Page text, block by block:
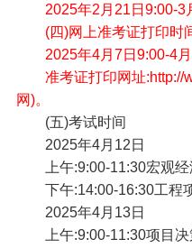
2025年2月21日9:00-3
(四)网上准考证打印时
2025年4月7日9:00-4月
准考证打印网址:http://
网)。
(五)考试时间
2025年4月12日
上午:9:00-11:30宏观经
下午:14:00-16:30工程
2025年4月13日
上午:9:00-11:30项目决